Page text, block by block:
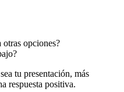
otras opciones?
tu presentación, más
respuesta positiva.